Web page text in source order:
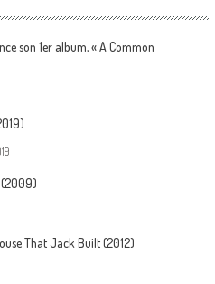
son 1er album, « A Common
(2009)
That Jack Built (2012)